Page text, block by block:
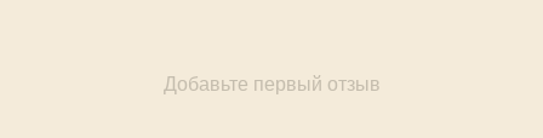
Добавьте первый отзыв